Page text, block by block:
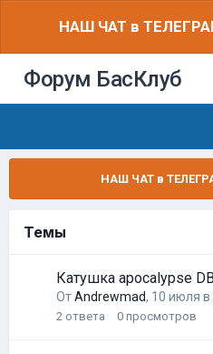
НАШ ЧАТ в
Форум БасКлуб
НАШ ЧАТ в
Темы
Катушка apocalypse
ОтAndrewmad, 10 июля в
2 ответа 0 просмотров